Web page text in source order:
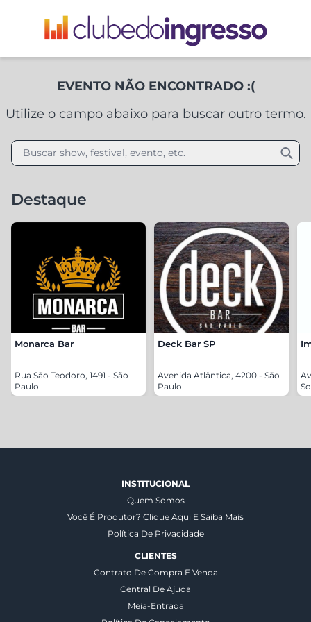
EVENTO NÃO ENCONTRADO :(
Utilize o campo abaixo para buscar outro termo.
Buscar show, festival, evento, etc.
Destaque
Monarca Bar
Rua São Teodoro, 1491 - São
Paulo
Deck Bar SP
Avenida Atlântica, 4200 - São
Paulo
INSTITUCIONAL
Quem Somos
Você É Produtor? Clique Aqui E Saiba Mais
Política De Privacidade
CLIENTES
Contrato De Compra E Venda
Central De Ajuda
Meia-Entrada